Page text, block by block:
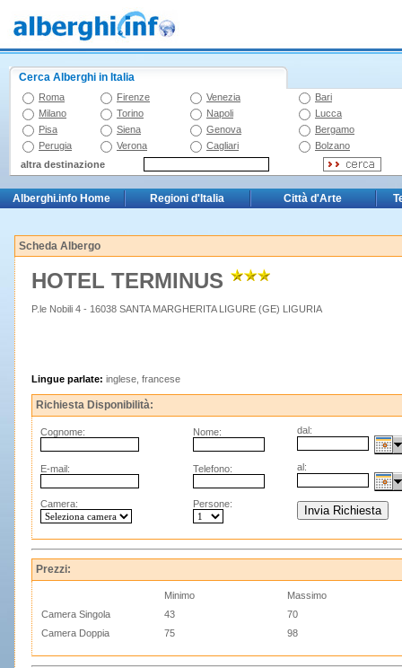
Cerca Alberghi in Italia
Roma Firenze Venezia
Bari
Milano
Torino Napoli
Lucca
Pisa
Siena Genova
Bergamo
Perugia
Verona Cagliari
Bolzano
altra destinazione
Alberghi.info Home Regioni d'Italia Città d'Arte
Scheda Albergo
HOTEL TERMINUS
P.le Nobili 4 - 16038 SANTA MARGHERITA LIGURE (GE) LIGURIA
Lingue parlate: inglese, francese
Richiesta Disponibilità:
Cognome: Nome: dal:
E-mail: Telefono: al:
Camera: Persone:
Prezzi:
Minimo
Massimo
Camera Singola
43
70
Camera Doppia
75 98